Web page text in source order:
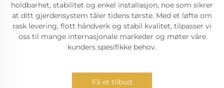
holdbarhet, stabilitet og enkel installasjon, noe som sikrer
at ditt gjerdensystem tåler tidens tørste. Med et løfte om
rask levering, flott håndverk og stabil kvalitet, tilpasser vi
oss til mange internasjonale markeder og møter våre
kunders spesifikke behov.
Få et tilbud